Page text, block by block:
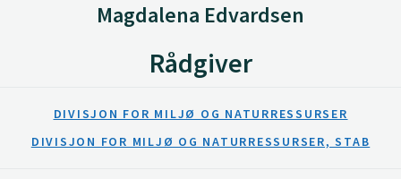
Magdalena Edvardsen
Rådgiver
DIVISJON FOR MILJØ OG NATURRESSURSER
DIVISJON FOR MILJØ OG NATURRESSURSER, STAB